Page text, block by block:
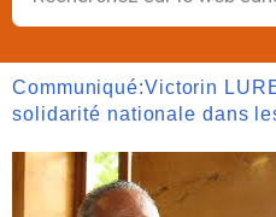
Communiqué:Victorin
solidarité nationale dans